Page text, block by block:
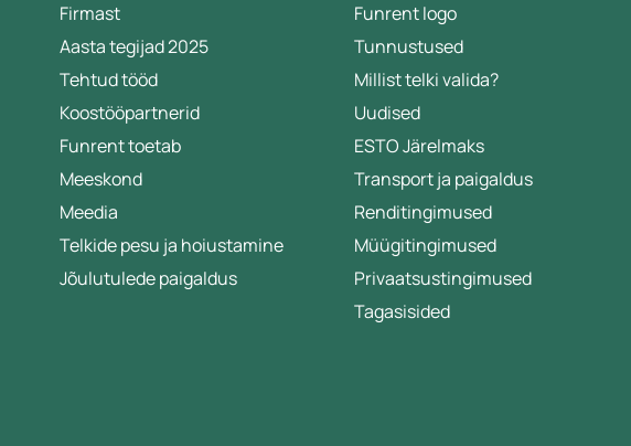
Firmast
Aasta tegijad 2025
Tehtud tööd
Koostööpartnerid
Funrent toetab
Meeskond
Meedia
Telkide pesu ja hoiustamine
Jõulutulede paigaldus
Funrent logo
Tunnustused
Millist telki valida?
Uudised
ESTO Järelmaks
Transport ja paigaldus
Renditingimused
Müügitingimused
Privaatsustingimused
Tagasisided